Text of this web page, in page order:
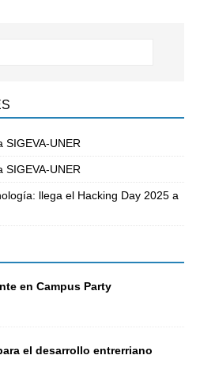
SIGEVA-UNER
SIGEVA-UNER
llega el Hacking Day 2025 a
en Campus Party
el desarrollo entrerriano